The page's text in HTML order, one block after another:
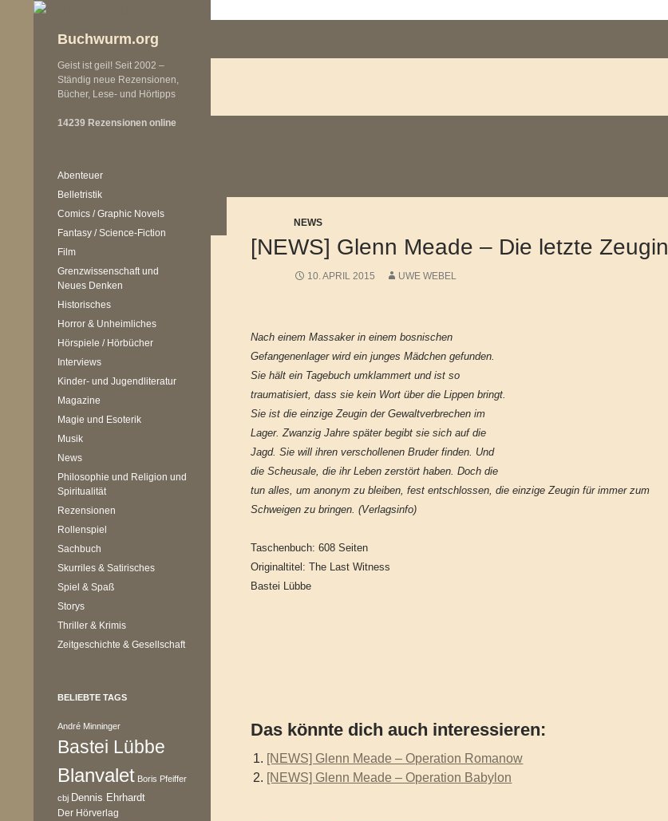
Buchwurm.org
NEWS
[NEWS] Glenn Meade – Die letzte Zeugin
10. APRIL 2015 UWE WEBEL
Nach einem Massaker in einem bosnischen
Gefangenenlager wird ein junges Mädchen gefunden.
Sie hält ein Tagebuch umklammert und ist so
traumatisiert, dass sie kein Wort über die Lippen bringt.
Sie ist die einzige Zeugin der Gewaltverbrechen im
Lager. Zwanzig Jahre später begibt sie sich auf die
Jagd. Sie will ihren verschollenen Bruder finden. Und
die Scheusale, die ihr Leben zerstört haben. Doch die
tun alles, um anonym zu bleiben, fest entschlossen, die einzige Zeugin für immer zum
Schweigen zu bringen. (Verlagsinfo)
Taschenbuch: 608 Seiten
Originaltitel: The Last Witness
Bastei Lübbe
Das könnte dich auch interessieren:
[NEWS] Glenn Meade – Operation Romanow
[NEWS] Glenn Meade – Operation Babylon
Geist ist geil! Seit 2002 –
Ständig neue Rezensionen,
Bücher, Lese- und Hörtipps
14239 Rezensionen online
Abenteuer
Belletristik
Comics / Graphic Novels
Fantasy / Science-Fiction
Film
Grenzwissenschaft und
Neues Denken
Historisches
Horror & Unheimliches
Hörspiele / Hörbücher
Interviews
Kinder- und Jugendliteratur
Magazine
Magie und Esoterik
Musik
News
Philosophie und Religion und
Spiritualität
Rezensionen
Rollenspiel
Sachbuch
Skurriles & Satirisches
Spiel & Spaß
Storys
Thriller & Krimis
Zeitgeschichte & Gesellschaft
BELIEBTE TAGS
André Minninger
Bastei Lübbe
Blanvalet Boris Pfeiffer
cbj Dennis Ehrhardt
Der Hörverlag